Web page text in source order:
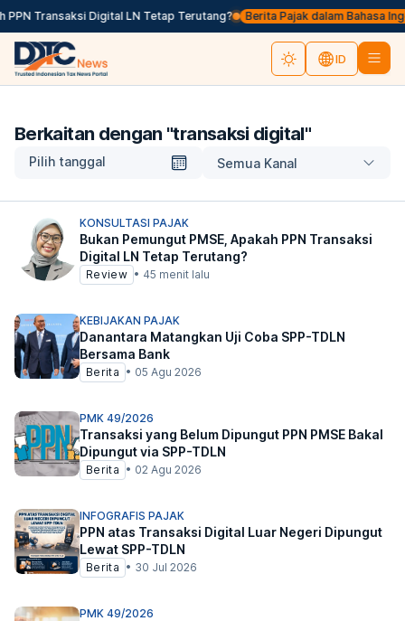
Transaksi Digital LN Tetap Terutang? Berita Pajak dalam Bahasa
ID
Berkaitan dengan "transaksi digital"
Pilih tanggal Semua Kanal
KONSULTASI PAJAK
Bukan Pemungut PMSE, Apakah PPN Transaksi
Digital LN Tetap Terutang?
Review • 45 menit lalu
KEBIJAKAN PAJAK
Danantara Matangkan Uji Coba SPP-TDLN
Bersama Bank
Berita • 05 Agu 2026
PMK 49/2026
Transaksi yang Belum Dipungut PPN PMSE Bakal
Dipungut via SPP-TDLN
Berita • 02 Agu 2026
INFOGRAFIS PAJAK
PPN atas Transaksi Digital Luar Negeri Dipungut
Lewat SPP-TDLN
Berita • 30 Jul 2026
PMK 49/2026